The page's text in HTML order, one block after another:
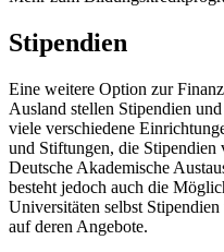
Stipendien
Eine weitere Option zur
Ausland stellen Stipendien
viele verschiedene
und Stiftungen, die Stipendien
Deutsche Akademische
besteht jedoch auch die
Universitäten selbst
auf deren Angebote.